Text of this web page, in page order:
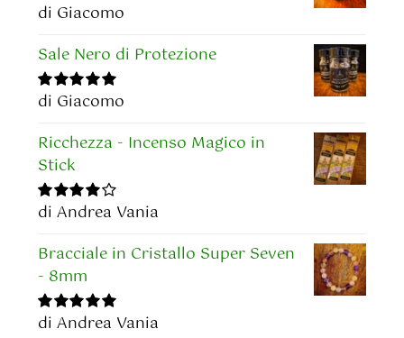
Valutato5su
di Giacomo
Sale Nero di Protezione
Valutato5su
di Giacomo
Ricchezza - Incenso Magico in
Stick
Valutato4
di Andrea Vania
Bracciale in Cristallo Super Seven
- 8mm
Valutato5su
di Andrea Vania